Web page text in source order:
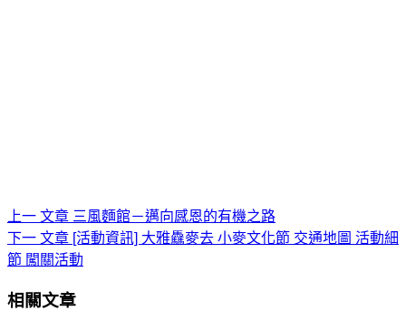
上一 文章 三風麵館－邁向感恩的有機之路
下一 文章 [活動資訊] 大雅驫麥去 小麥文化節 交通地圖 活動細
節 闖關活動
相關文章